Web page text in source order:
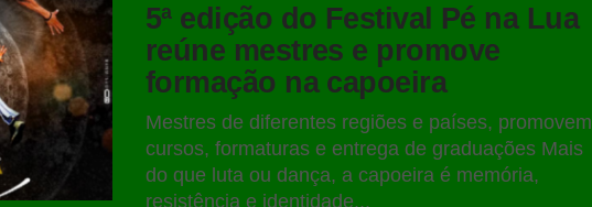
5ª edição do Festival Pé na Lua
reúne mestres e promove
formação na capoeira
Mestres de diferentes regiões e países, promovem
cursos, formaturas e entrega de graduações Mais
do que luta ou dança, a capoeira é memória,
resistência e identidade...